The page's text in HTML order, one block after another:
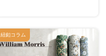
紐釦コラム